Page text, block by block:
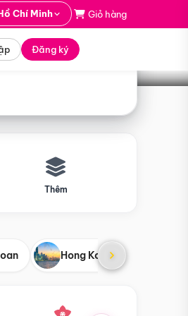
Chí Minh Giỏ hàng
Đăng ký
Tìm tour
Thêm
Hong Kong